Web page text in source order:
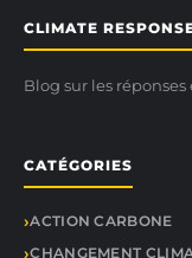
CLIMATE
Blog sur les
CATÉGORIES
ACTION CARBONE
CHANGEMENT